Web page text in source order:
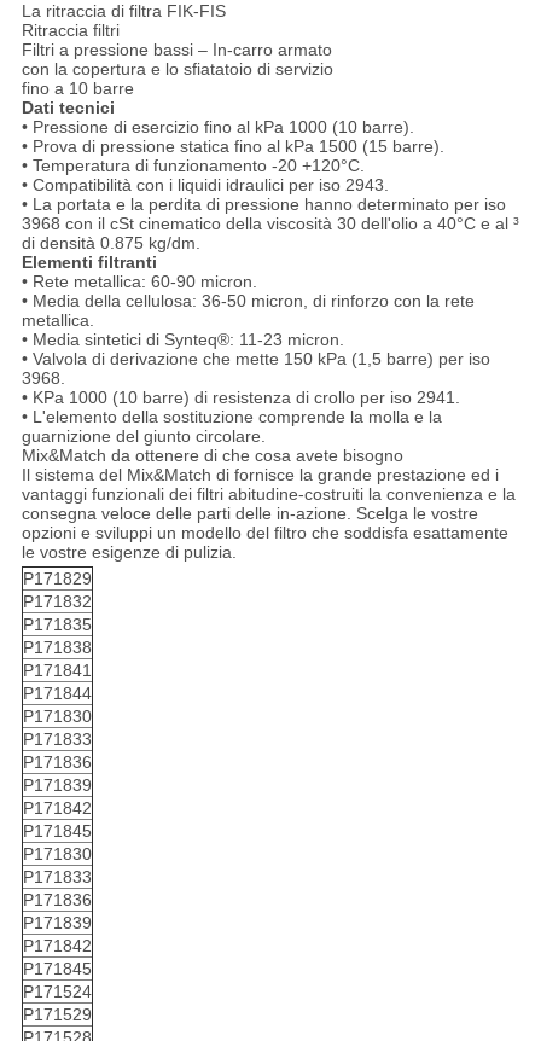
La ritraccia di filtra FIK-FIS
Ritraccia filtri
Filtri a pressione bassi – In-carro armato
con la copertura e lo sfiatatoio di servizio
fino a 10 barre
Dati tecnici
• Pressione di esercizio fino al kPa 1000 (10 barre).
• Prova di pressione statica fino al kPa 1500 (15 barre).
• Temperatura di funzionamento -20 +120°C.
• Compatibilità con i liquidi idraulici per iso 2943.
• La portata e la perdita di pressione hanno determinato per iso
3968 con il cSt cinematico della viscosità 30 dell'olio a 40°C e al ³
di densità 0.875 kg/dm.
Elementi filtranti
• Rete metallica: 60-90 micron.
• Media della cellulosa: 36-50 micron, di rinforzo con la rete
metallica.
• Media sintetici di Synteq®: 11-23 micron.
• Valvola di derivazione che mette 150 kPa (1,5 barre) per iso
3968.
• KPa 1000 (10 barre) di resistenza di crollo per iso 2941.
• L'elemento della sostituzione comprende la molla e la
guarnizione del giunto circolare.
Mix&Match da ottenere di che cosa avete bisogno
Il sistema del Mix&Match di fornisce la grande prestazione ed i
vantaggi funzionali dei filtri abitudine-costruiti la convenienza e la
consegna veloce delle parti delle in-azione. Scelga le vostre
opzioni e sviluppi un modello del filtro che soddisfa esattamente
le vostre esigenze di pulizia.
P171829
P171832
P171835
P171838
P171841
P171844
P171830
P171833
P171836
P171839
P171842
P171845
P171830
P171833
P171836
P171839
P171842
P171845
P171524
P171529